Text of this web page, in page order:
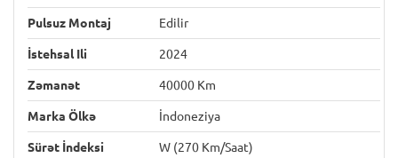
Pulsuz Montaj Edilir
İstehsal Ili 2024
Zəmanət 40000 Km
Marka Ölkə İndoneziya
Sürət İndeksi W (270 Km/saat)